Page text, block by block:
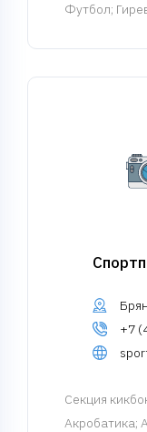
Футбол;
+7
Cекция
Акробатика;